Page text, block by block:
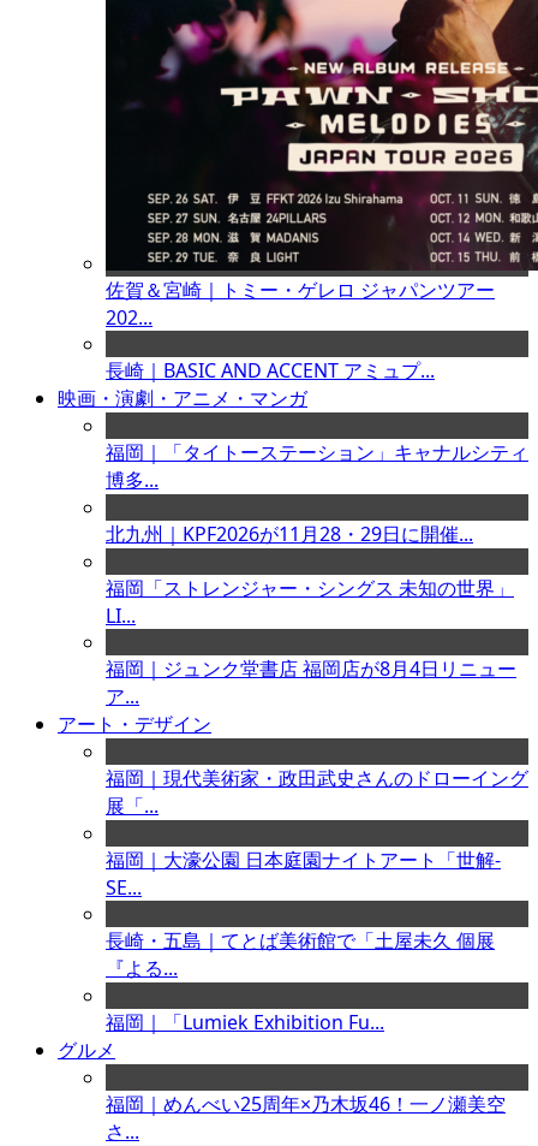
佐賀＆宮崎｜トミー・ゲレロ ジャパンツアー
202...
長崎｜BASIC AND ACCENT アミュプ...
映画・演劇・アニメ・マンガ
福岡｜「タイトーステーション」キャナルシティ
博多...
北九州｜KPF2026が11月28・29日に開催...
福岡「ストレンジャー・シングス 未知の世界」
LI...
福岡｜ジュンク堂書店 福岡店が8月4日リニュー
ア...
アート・デザイン
福岡｜現代美術家・政田武史さんのドローイング
展「...
福岡｜大濠公園 日本庭園ナイトアート「世解-
SE...
長崎・五島｜てとば美術館で「土屋未久 個展
『よる...
福岡｜「Lumiek Exhibition Fu...
グルメ
福岡｜めんべい25周年×乃木坂46！一ノ瀬美空
さ...